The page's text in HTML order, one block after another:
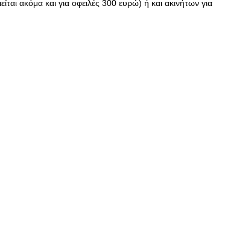
ακόμα και για οφειλές 300 ευρώ) ή και ακινήτων για